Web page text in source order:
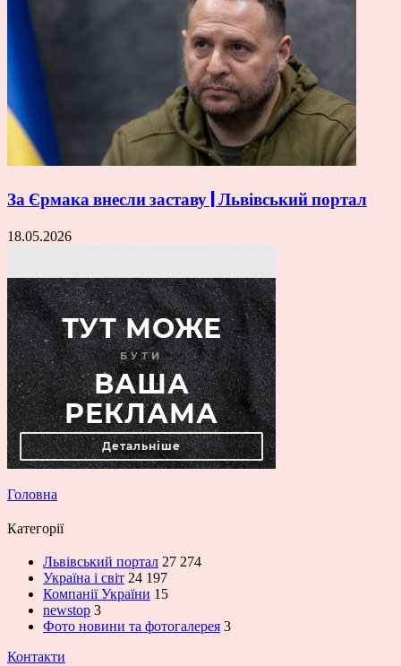
За Єрмака внесли заставу | Львівський портал
18.05.2026
Головна
Категорії
Львівський портал 27 274
Україна і світ 24 197
Компанії України 15
newstop 3
Фото новини та фотогалерея 3
Контакти